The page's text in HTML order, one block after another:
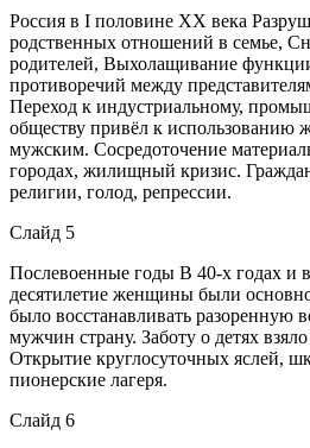
Россия в I половине XX века
родственных отношений в семье,
родителей, Выхолащивание
противоречий между
Переход к индустриальному,
обществу привёл к использованию
мужским. Сосредоточение
городах, жилищный кризис.
религии, голод, репрессии.
Слайд 5
Послевоенные годы В 40-х годах и
десятилетие женщины были
было восстанавливать
мужчин страну. Заботу о детях взяло
Открытие круглосуточных яслей,
пионерские лагеря.
Слайд 6